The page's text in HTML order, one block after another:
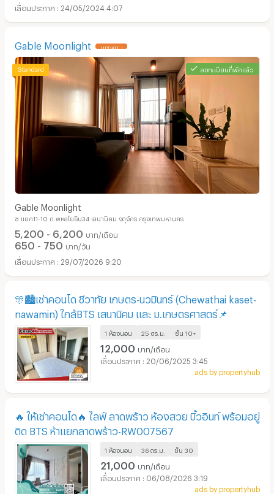
24/05/2024 4:07
Gable Moonlight UPDATE !
ลงทะเบียนที่พักแล้ว
Gable Moonlight
ซ.แยก11-10 ถ.พหลโยธิน34 เสนานิคม จตุจักร กรุงเทพมหานคร
5,200 - 6,200 บาท/เดือน
650 - 750 บาท/วัน
29/07/2026 9:20
🎊🏙️เช่าคอนโด ชีวาทัย เกษตร-นวมินทร์ (Chewathai kaset-
nawamin) ใกล้BTS เสนานิคม และ ม.เกษตรศาสตร์📌
1 ห้องนอน 25 ตร.ม. ชั้น 10+
12,000 บาท/เดือน
20/06/2025 3:45
ads by propertyhub
🔥 ให้เช่าคอนโด🔥 ไลฟ์ ลาดพร้าว ห้องสวย บิ้วอินท์ พร้อมอยู่
ติด BTS ห้าแยกลาดพร้าว-RW007567
1 ห้องนอน 36 ตร.ม. ชั้น 30
21,000 บาท/เดือน
06/08/2026 3:19
ads by propertyhub